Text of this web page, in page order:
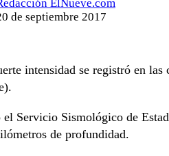
ElNueve.com
de septiembre 2017
intensidad se registró en
Servicio Sismológico de
de profundidad.